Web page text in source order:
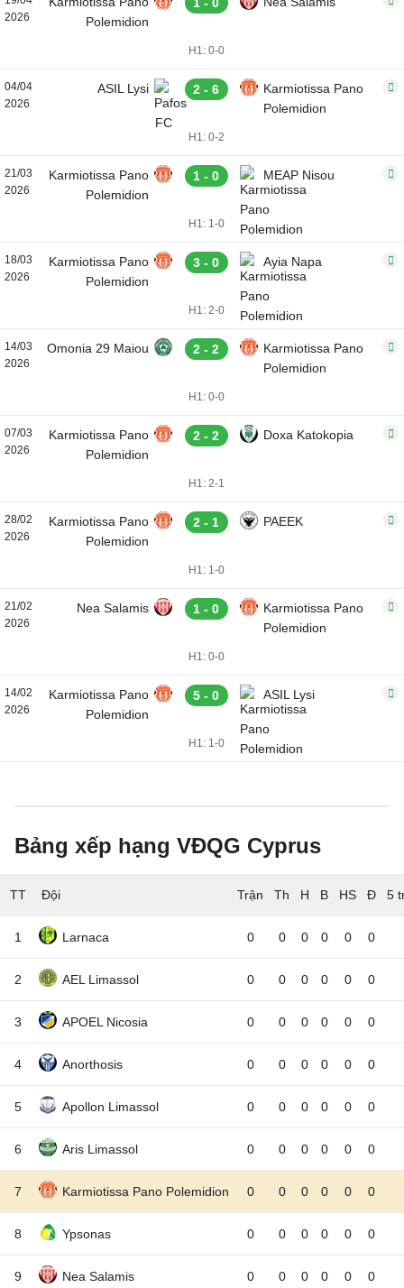
2026
Polemidion
H1: 0-0
04/04
2026
ASIL Lysi 2 - 6
Karmiotissa Pano
Polemidion
H1: 0-2
21/03
2026
Karmiotissa Pano
Polemidion
1 - 0 MEAP Nisou
H1: 1-0
18/03
2026
Karmiotissa Pano
Polemidion
3 - 0 Ayia Napa
H1: 2-0
14/03
2026
Omonia 29 Maiou 2 - 2
Karmiotissa Pano
Polemidion
H1: 0-0
07/03
2026
Karmiotissa Pano
Polemidion
2 - 2 Doxa Katokopia
H1: 2-1
28/02
2026
Karmiotissa Pano
Polemidion
2 - 1 PAEEK
H1: 1-0
21/02
2026
Nea Salamis 1 - 0
Karmiotissa Pano
Polemidion
H1: 0-0
14/02
2026
Karmiotissa Pano
Polemidion
5 - 0 ASIL Lysi
H1: 1-0
Bảng xếp hạng VĐQG Cyprus
TT Đội 5
1 Larnaca 0 0 0 0 0 0
2 AEL Limassol 0 0 0 0 0 0
3 APOEL Nicosia 0 0 0 0 0 0
4 Anorthosis 0 0 0 0 0 0
5 Apollon Limassol 0 0 0 0 0 0
6 Aris Limassol 0 0 0 0 0 0
7 Karmiotissa Pano Polemidion 0 0 0 0 0 0
8 Ypsonas 0 0 0 0 0 0
9 Nea Salamis 0 0 0 0 0 0